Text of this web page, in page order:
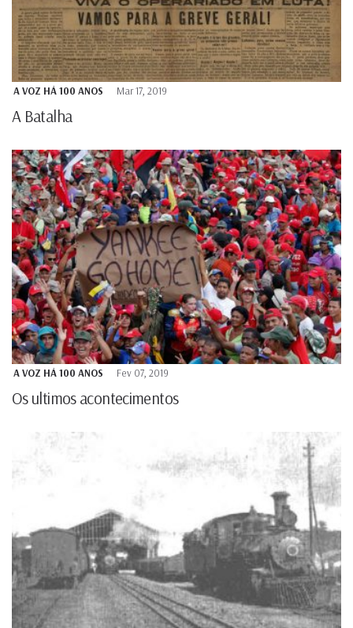
A VOZ HÁ 100 ANOS Mar 17, 2019
A Batalha
A VOZ HÁ 100 ANOS Fev 07, 2019
Os ultimos acontecimentos